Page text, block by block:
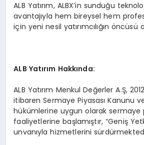
ALB Yatırım, ALBX’in sunduğu
avantajıyla hem bireysel hem
için yeni nesil yatırımcılığın öncüsü
ALB Yatırım Hakkında:
ALB Yatırım Menkul Değerler A.Ş,
itibaren Sermaye Piyasası Kanunu
hükümlerine uygun olarak sermaye
faaliyetlerine başlamıştır, “Geniş
unvanıyla hizmetlerini